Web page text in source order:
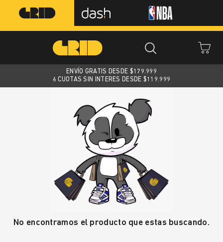
ENVÍO GRATIS DESDE $179.999
6 CUOTAS SIN INTERES DESDE $119.999
No encontramos el producto que estas buscando.